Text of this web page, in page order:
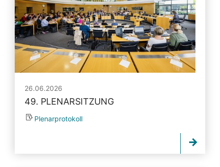
26.06.2026
49. PLENARSITZUNG
Plenarprotokoll